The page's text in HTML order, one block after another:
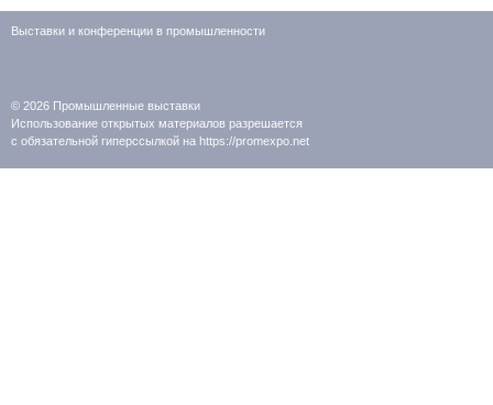
Выставки и конференции в промышленности
© 2026 Промышленные выставки
Использование открытых материалов разрешается
с обязательной гиперссылкой на https://promexpo.net